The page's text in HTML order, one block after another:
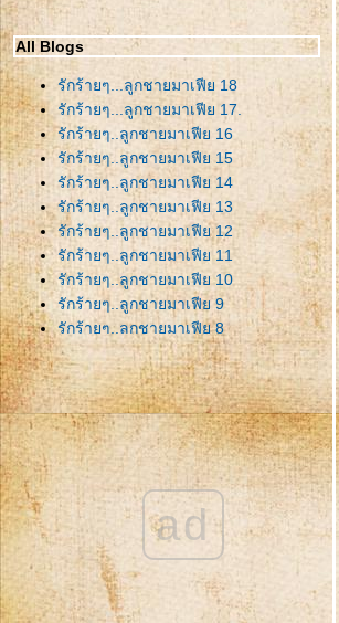
All Blogs
รักร้ายๆ...ลูกชายมาเฟีย 18
รักร้ายๆ...ลูกชายมาเฟีย 17.
รักร้ายๆ..ลูกชายมาเฟีย 16
รักร้ายๆ..ลูกชายมาเฟีย 15
รักร้ายๆ..ลูกชายมาเฟีย 14
รักร้ายๆ..ลูกชายมาเฟีย 13
รักร้ายๆ..ลูกชายมาเฟีย 12
รักร้ายๆ..ลูกชายมาเฟีย 11
รักร้ายๆ..ลูกชายมาเฟีย 10
รักร้ายๆ..ลูกชายมาเฟีย 9
รักร้ายๆ..ลูกชายมาเฟีย 8
รักร้ายๆ..ลูกชายมาเฟีย 7
รักร้ายๆ..ลูกชายมาเฟีย 6
รักร้ายๆ..ลูกชายมาเฟีย 5
รักร้ายๆ..ลูกชายมาเฟีย 4
รักร้ายๆ..ลูกชายมาเฟีย 3
รักร้ายๆ..ลูกชายมาเฟีย 2
รักร้ายๆ..ลูกชายมาเฟีย 1
ad